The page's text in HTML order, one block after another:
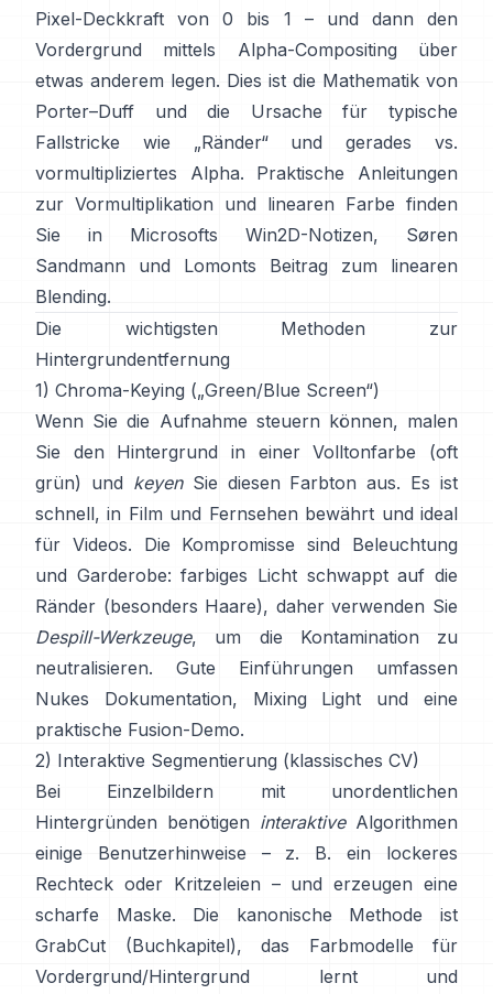
Pixel-Deckkraft von 0 bis 1 – und dann den
Vordergrund mittels Alpha-Compositing über
etwas anderem legen. Dies ist die Mathematik von
Porter–Duff und die Ursache für typische
Fallstricke wie „Ränder“ und
gerades vs.
vormultipliziertes Alpha. Praktische Anleitungen
zur Vormultiplikation und linearen Farbe finden
Sie in
Microsofts Win2D-Notizen,
Søren
Sandmann und
Lomonts Beitrag zum linearen
Blending.
Die wichtigsten Methoden zur
Hintergrundentfernung
1) Chroma-Keying („Green/Blue Screen“)
Wenn Sie die Aufnahme steuern können, malen
Sie den Hintergrund in einer Volltonfarbe (oft
grün) und keyenSie diesen Farbton aus. Es ist
schnell, in Film und Fernsehen bewährt und ideal
für Videos. Die Kompromisse sind Beleuchtung
und Garderobe: farbiges Licht schwappt auf die
Ränder (besonders Haare), daher verwenden Sie
Despill-Werkzeuge, um die Kontamination zu
neutralisieren. Gute Einführungen umfassen
Nukes Dokumentation, Mixing Light und eine
praktische Fusion-Demo.
2) Interaktive Segmentierung (klassisches CV)
Bei Einzelbildern mit unordentlichen
Hintergründen benötigen interaktiveAlgorithmen
einige Benutzerhinweise – z. B. ein lockeres
Rechteck oder Kritzeleien – und erzeugen eine
scharfe Maske. Die kanonische Methode ist
GrabCut
(Buchkapitel), das Farbmodelle für
Vordergrund/Hintergrund lernt und